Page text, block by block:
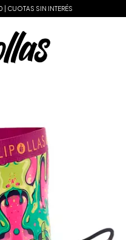
CUOTAS SIN INTERÉS